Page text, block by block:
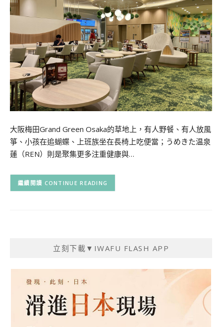
大阪梅田Grand Green Osaka的草地上，有人野餐、有人放風
箏、小孩在追蝴蝶、上班族坐在長椅上吃便當；うめきた温泉
蓮（REN）則是聚集更多注重健康與…
CONTINUE READING
立刻下載▼IWAFU FLASH APP